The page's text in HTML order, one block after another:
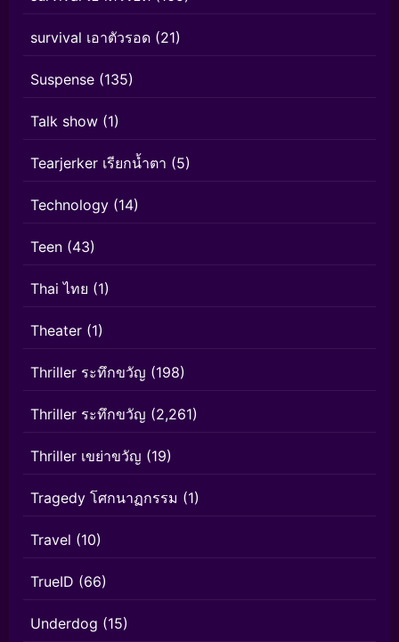
survival เอาตัวรอด (21)
Suspense (135)
Talk show (1)
Tearjerker เรียกน้ำตา (5)
Technology (14)
Teen (43)
Thai ไทย (1)
Theater (1)
Thriller ระทึกขวัญ (198)
Thriller ระทึกขวัญ (2,261)
Thriller เขย่าขวัญ (19)
Tragedy โศกนาฏกรรม (1)
Travel (10)
TrueID (66)
Underdog (15)